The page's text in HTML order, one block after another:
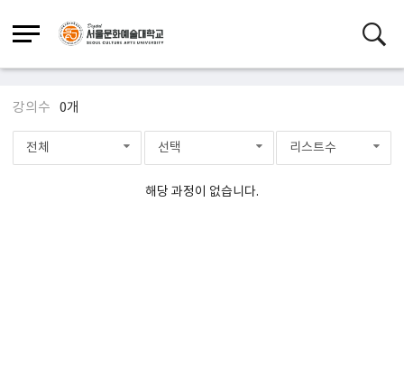
강의수 0개
전체 선택 리스트수
해당 과정이 없습니다.